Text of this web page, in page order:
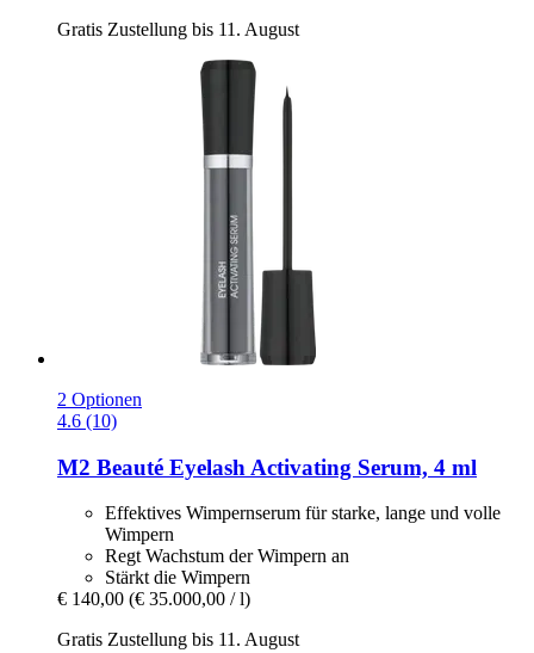
Gratis Zustellung bis 11. August
2 Optionen
4.6 (10)
M2 Beauté Eyelash Activating Serum, 4 ml
Effektives Wimpernserum für starke, lange und volle
Wimpern
Regt Wachstum der Wimpern an
Stärkt die Wimpern
€ 140,00 (€ 35.000,00 / l)
Gratis Zustellung bis 11. August